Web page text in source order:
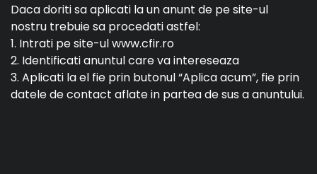
Daca doriti sa aplicati la un anunt de pe site-ul
nostru trebuie sa procedati astfel:
1. Intrati pe site-ul www.cfir.ro
2. Identificati anuntul care va intereseaza
3. Aplicati la el fie prin butonul “Aplica acum”, fie prin
datele de contact aflate in partea de sus a anuntului.